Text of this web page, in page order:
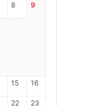
8 9
15 16
22 23